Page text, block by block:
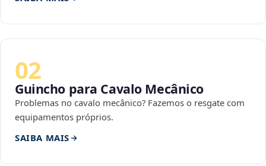
02
Guincho para Cavalo Mecânico
Problemas no cavalo mecânico? Fazemos o resgate com
equipamentos próprios.
SAIBA MAIS